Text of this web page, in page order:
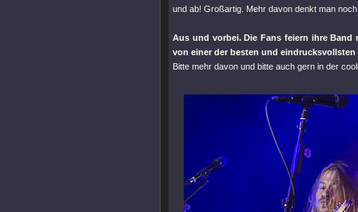
und ab! Großartig. Mehr davon denkt man
Aus und vorbei. Die Fans feiern ihre
von einer der besten und
Bitte mehr davon und bitte auch gern in der